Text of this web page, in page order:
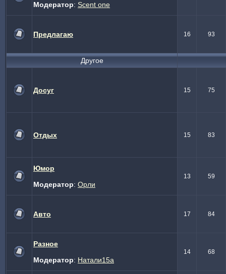
Модератор: Scent one
Предлагаю 16 93
Другое
Досуг 15 75
Отдых 15 83
Юмор
Модератор: Орли
13 59
Авто 17 84
Разное
Модератор: Натали15а
14 68